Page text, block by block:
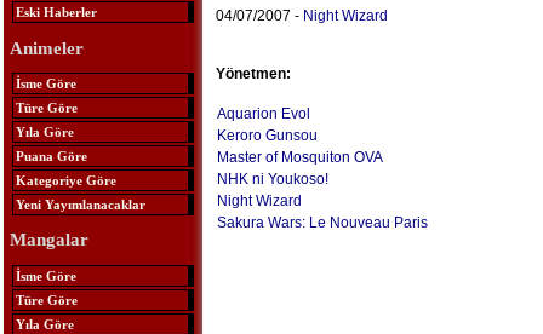
Eski Haberler
Animeler
İsme Göre
Türe Göre
Yıla Göre
Puana Göre
Kategoriye Göre
Yeni Yayımlanacaklar
Mangalar
İsme Göre
Türe Göre
Yıla Göre
04/07/2007 - Night Wizard
Yönetmen:
Aquarion Evol
Keroro Gunsou
Master of Mosquiton OVA
NHK ni Youkoso!
Night Wizard
Sakura Wars: Le Nouveau Paris